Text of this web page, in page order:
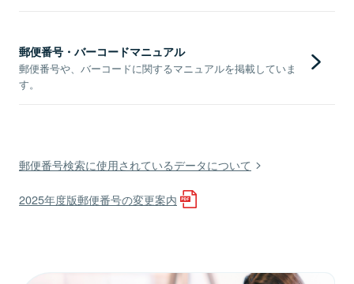
郵便番号・バーコードマニュアル
郵便番号や、バーコードに関するマニュアルを掲載していま
す。
郵便番号検索に使用されているデータについて
2025年度版郵便番号の変更案内